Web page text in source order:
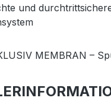
und
MEMBRAN –